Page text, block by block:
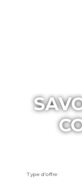
Type d'offre